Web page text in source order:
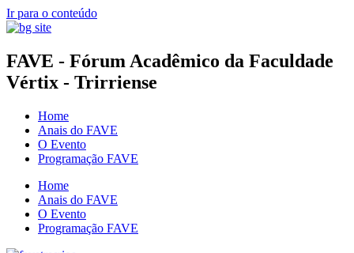
Ir para o conteúdo
FAVE - Fórum Acadêmico da Faculdade
Vértix - Trirriense
Home
Anais do FAVE
O Evento
Programação FAVE
Home
Anais do FAVE
O Evento
Programação FAVE